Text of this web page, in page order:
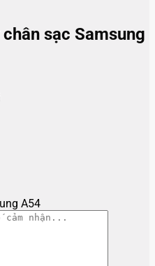
sạc Samsung
A54